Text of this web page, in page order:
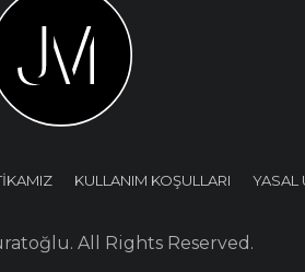
KULLANIM KOŞULLARI YASAL
All Rights Reserved.